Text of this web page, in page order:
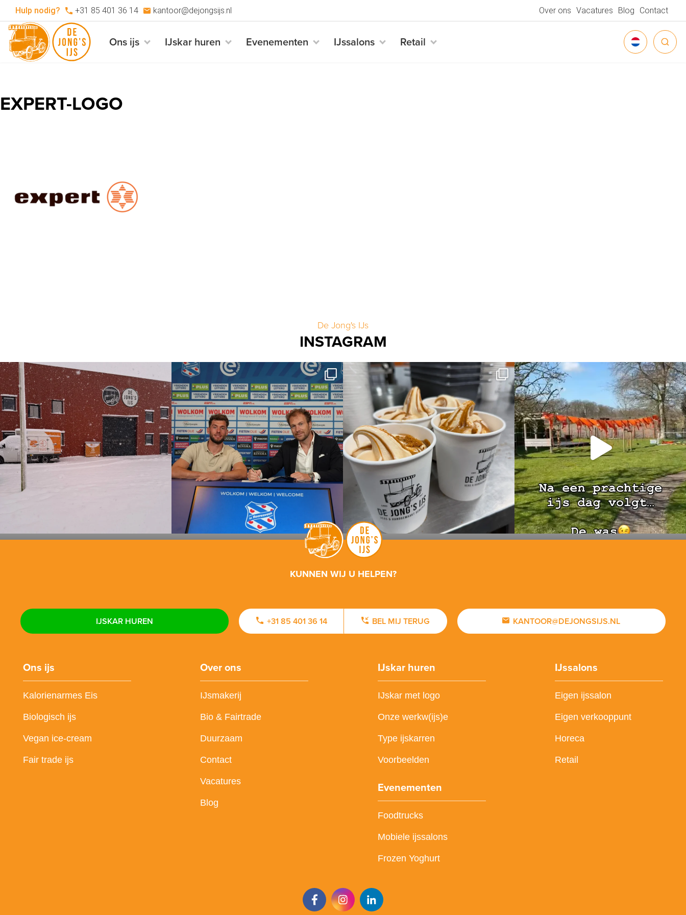
Hulp nodig? +31 85 401 36 14 kantoor@dejongsijs.nl Over ons Vacatures Blog Contact
Ons ijs IJskar huren Evenementen IJssalons Retail
EXPERT-LOGO
De Jong's IJs
INSTAGRAM
KUNNEN WIJ U HELPEN?
IJSKAR HUREN +31 85 401 36 14 BEL MIJ TERUG KANTOOR@DEJONGSIJS.NL
Ons ijs
Kalorienarmes Eis
Biologisch ijs
Vegan ice-cream
Fair trade ijs
Over ons
IJsmakerij
Bio & Fairtrade
Duurzaam
Contact
Vacatures
Blog
IJskar huren
IJskar met logo
Onze werkw(ijs)e
Type ijskarren
Voorbeelden
Evenementen
Foodtrucks
Mobiele ijssalons
Frozen Yoghurt
IJssalons
Eigen ijssalon
Eigen verkooppunt
Horeca
Retail